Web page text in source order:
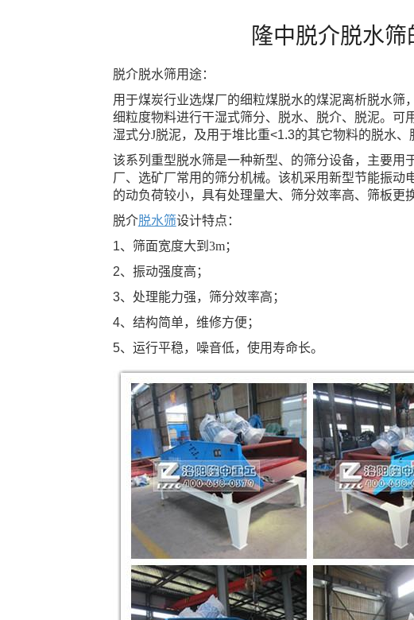
隆中脱介脱水
脱介脱水筛用途：
用于煤炭行业选煤厂的细粒煤脱水的煤泥离析脱水
细粒度物料进行干湿式筛分、脱水、脱介、脱泥。可
湿式分J脱泥，及用于堆比重<1.3的其它物料的脱水、
该系列重型脱水筛是一种新型、的筛分设备，主要
厂、选矿厂常用的筛分机械。该机采用新型节能振
的动负荷较小，具有处理量大、筛分效率高、筛板更
脱介脱水筛设计特点：
1、筛面宽度大到 3m；
2、振动强度高；
3、处理能力强，筛分效率高；
4、结构简单，维修方便；
5、运行平稳，噪音低，使用寿命长。